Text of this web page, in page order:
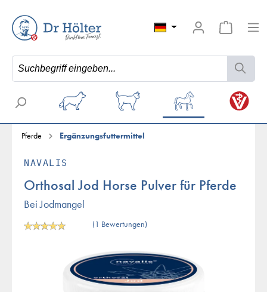
Pferde Ergänzungsfuttermittel
NAVALIS
Orthosal Jod Horse Pulver für Pferde
Bei Jodmangel
(1 Bewertungen)